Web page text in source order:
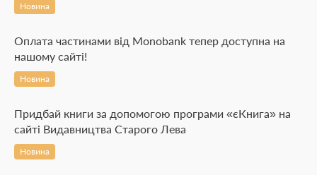
Новина
Оплата частинами від Monobank тепер доступна на
нашому сайті!
Новина
Придбай книги за допомогою програми «єКнига» на
сайті Видавництва Старого Лева
Новина